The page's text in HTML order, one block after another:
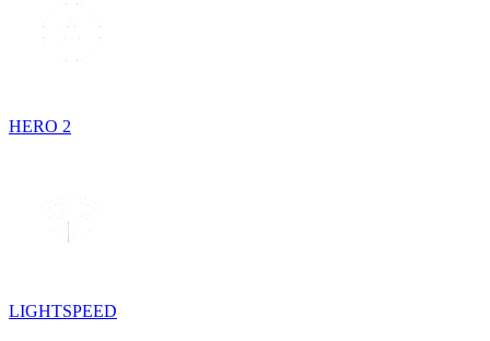
HERO 2
LIGHTSPEED